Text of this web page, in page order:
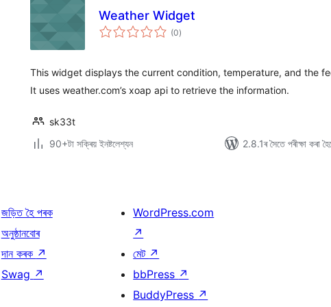
Weather Widget
(0টা
মুঠ)
This widget displays the current condition, temperature, and the
It uses weather.com’s xoap api to retrieve the information.
sk33t
90+টা সক্ৰিয় ইনষ্টলেশ্যন
2.8.1ৰ সৈতে পৰীক্ষা কৰা
জড়িত হৈ পৰক
অনুষ্ঠানবোৰ
দান কৰক ↗
Swag ↗
WordPress.com
↗
মেট ↗
bbPress ↗
BuddyPress ↗